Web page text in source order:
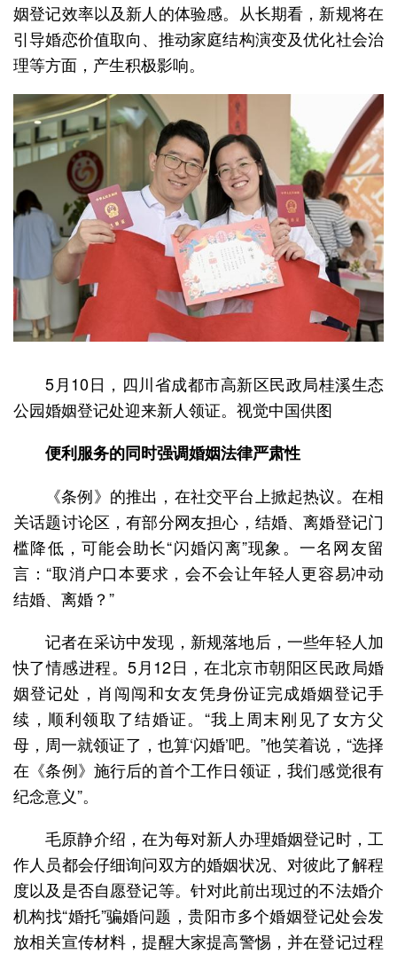
姻登记效率以及新人的体验感。从长期看，新规将在
引导婚恋价值取向、推动家庭结构演变及优化社会治
理等方面，产生积极影响。
5月10日，四川省成都市高新区民政局桂溪生态
公园婚姻登记处迎来新人领证。视觉中国供图
便利服务的同时强调婚姻法律严肃性
《条例》的推出，在社交平台上掀起热议。在相
关话题讨论区，有部分网友担心，结婚、离婚登记门
槛降低，可能会助长“闪婚闪离”现象。一名网友留
言：“取消户口本要求，会不会让年轻人更容易冲动
结婚、离婚？”
记者在采访中发现，新规落地后，一些年轻人加
快了情感进程。5月12日，在北京市朝阳区民政局婚
姻登记处，肖闯闯和女友凭身份证完成婚姻登记手
续，顺利领取了结婚证。“我上周末刚见了女方父
母，周一就领证了，也算‘闪婚’吧。”他笑着说，“选择
在《条例》施行后的首个工作日领证，我们感觉很有
纪念意义”。
毛原静介绍，在为每对新人办理婚姻登记时，工
作人员都会仔细询问双方的婚姻状况、对彼此了解程
度以及是否自愿登记等。针对此前出现过的不法婚介
机构找“婚托”骗婚问题，贵阳市多个婚姻登记处会发
放相关宣传材料，提醒大家提高警惕，并在登记过程